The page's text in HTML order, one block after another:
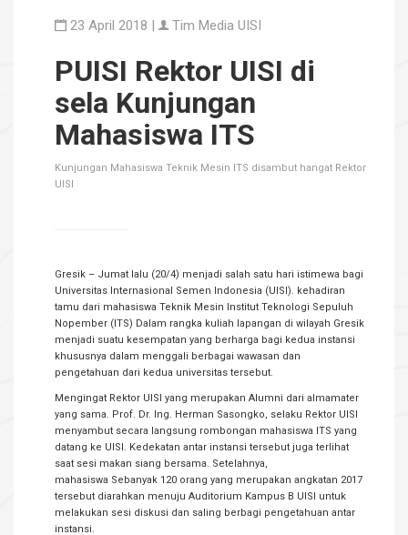
23 April 2018 | Tim Media UISI
PUISI Rektor UISI di
sela Kunjungan
Mahasiswa ITS
Kunjungan Mahasiswa Teknik Mesin ITS disambut hangat Rektor
UISI
Gresik – Jumat lalu (20/4) menjadi salah satu hari istimewa bagi
Universitas Internasional Semen Indonesia (UISI). kehadiran
tamu dari mahasiswa Teknik Mesin Institut Teknologi Sepuluh
Nopember (ITS) Dalam rangka kuliah lapangan di wilayah Gresik
menjadi suatu kesempatan yang berharga bagi kedua instansi
khususnya dalam menggali berbagai wawasan dan
pengetahuan dari kedua universitas tersebut.
Mengingat Rektor UISI yang merupakan Alumni dari almamater
yang sama. Prof. Dr. Ing. Herman Sasongko, selaku Rektor UISI
menyambut secara langsung rombongan mahasiswa ITS yang
datang ke UISI. Kedekatan antar instansi tersebut juga terlihat
saat sesi makan siang bersama. Setelahnya,
mahasiswa Sebanyak 120 orang yang merupakan angkatan 2017
tersebut diarahkan menuju Auditorium Kampus B UISI untuk
melakukan sesi diskusi dan saling berbagi pengetahuan antar
instansi.